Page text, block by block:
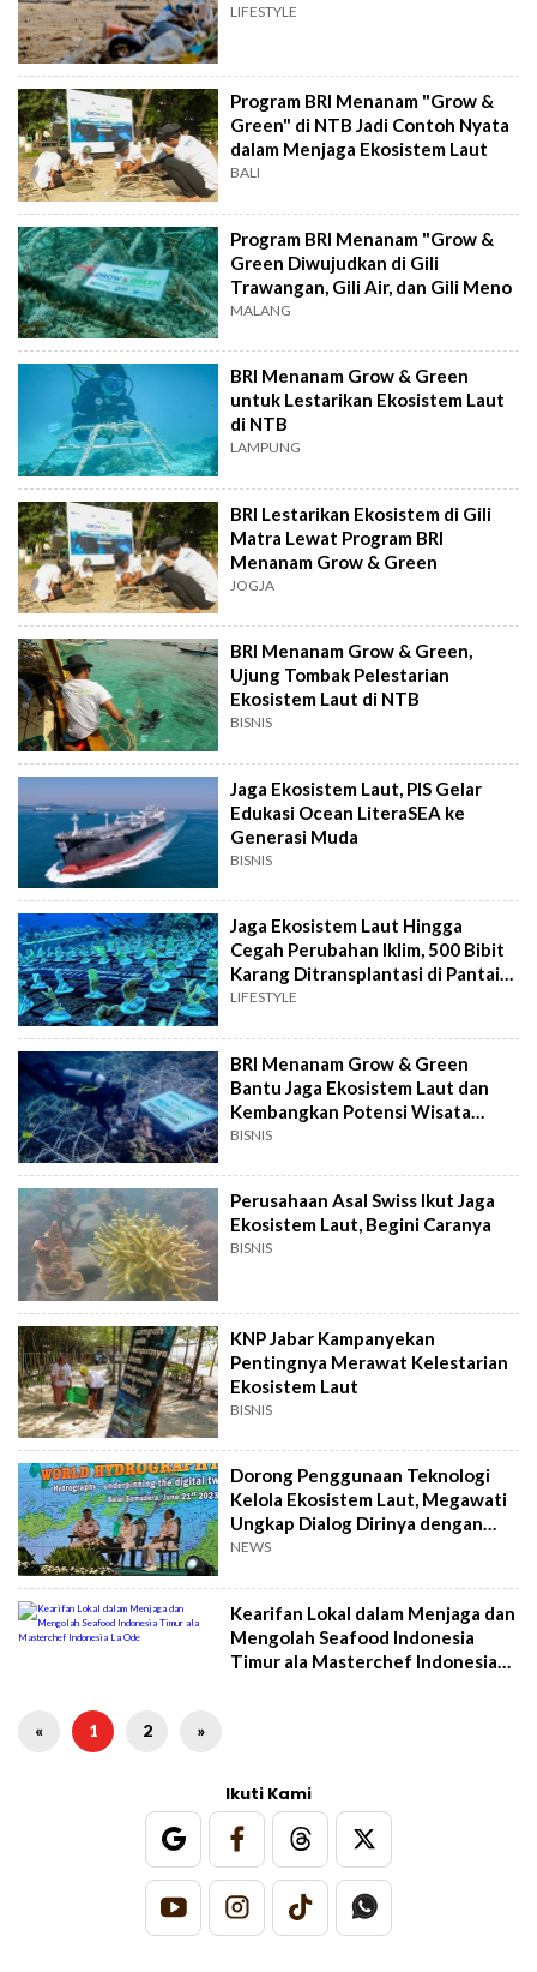
LIFESTYLE
Program BRI Menanam "Grow &
Green" di NTB Jadi Contoh Nyata
dalam Menjaga Ekosistem Laut
BALI
Program BRI Menanam "Grow &
Green Diwujudkan di Gili
Trawangan, Gili Air, dan Gili Meno
MALANG
BRI Menanam Grow & Green
untuk Lestarikan Ekosistem Laut
di NTB
LAMPUNG
BRI Lestarikan Ekosistem di Gili
Matra Lewat Program BRI
Menanam Grow & Green
JOGJA
BRI Menanam Grow & Green,
Ujung Tombak Pelestarian
Ekosistem Laut di NTB
BISNIS
Jaga Ekosistem Laut, PIS Gelar
Edukasi Ocean LiteraSEA ke
Generasi Muda
BISNIS
Jaga Ekosistem Laut Hingga
Cegah Perubahan Iklim, 500 Bibit
Karang Ditransplantasi di Pantai
Grand Watu Dodol
LIFESTYLE
BRI Menanam Grow & Green
Bantu Jaga Ekosistem Laut dan
Kembangkan Potensi Wisata
Daerah
BISNIS
Perusahaan Asal Swiss Ikut Jaga
Ekosistem Laut, Begini Caranya
BISNIS
KNP Jabar Kampanyekan
Pentingnya Merawat Kelestarian
Ekosistem Laut
BISNIS
Dorong Penggunaan Teknologi
Kelola Ekosistem Laut, Megawati
Ungkap Dialog Dirinya dengan
Jokowi
NEWS
Kearifan Lokal dalam Menjaga dan
Mengolah Seafood Indonesia
Timur ala Masterchef Indonesia
« 1 2 »
Ikuti Kami